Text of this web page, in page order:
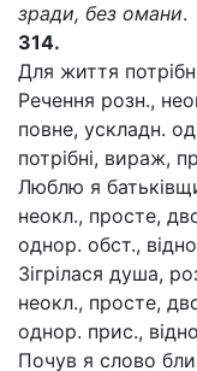
зради, без омани.
314.
Для життя
Речення розн.,
повне, ускладн.
потрібні, вираж,
Люблю я
неокл., просте,
однор. обст.,
Зігрілася душа,
неокл., просте,
однор. прис.,
Почув я слово